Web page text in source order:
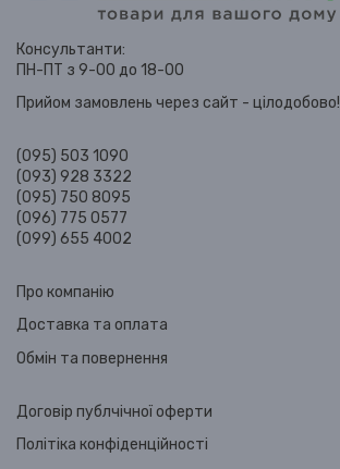
Консультанти:
ПН-ПТ з 9-00 до 18-00
Прийом замовлень через сайт - цілодобово!
(095) 503 1090
(093) 928 3322
(095) 750 8095
(096) 775 0577
(099) 655 4002
Про компанію
Доставка та оплата
Обмін та повернення
Договір публчічної оферти
Політіка конфіденційності